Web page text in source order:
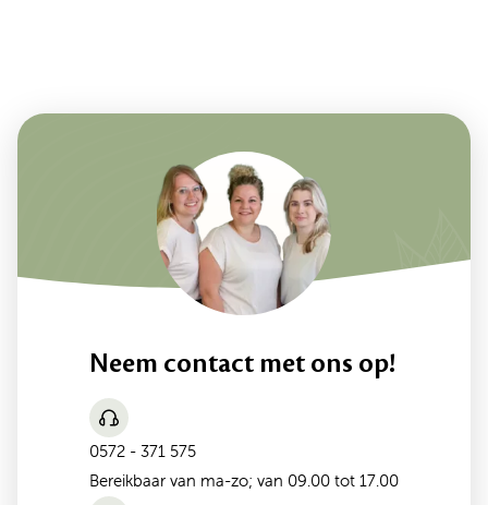
Neem contact met ons op!
0572 - 371 575
Bereikbaar van ma-zo; van 09.00 tot 17.00